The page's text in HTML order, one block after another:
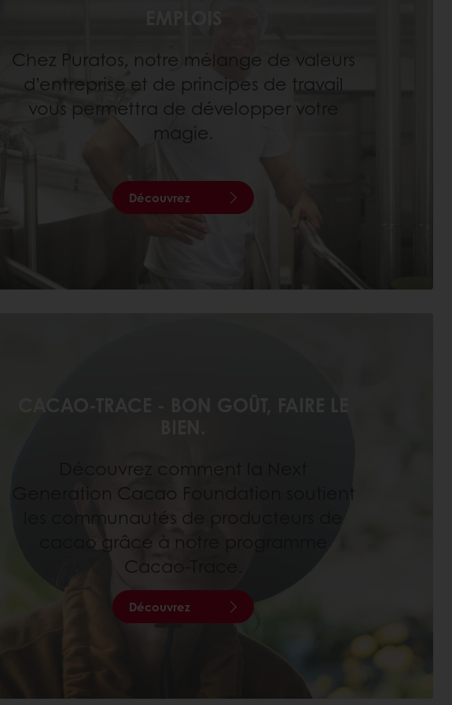
Chez Puratos, notre mélange de valeurs
d’entreprise et de principes de travail
vous permettra de développer votre
magie.
Découvrez
Découvrez comment la Next
Generation Cacao Foundation soutient
les communautés de producteurs de
cacao grâce à notre programme
Cacao-Trace.
Découvrez